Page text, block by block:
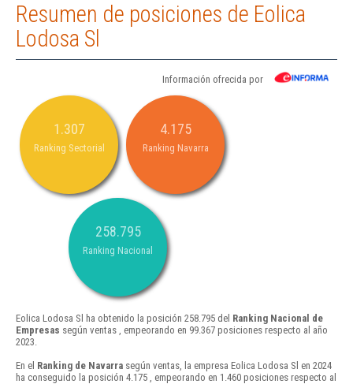
Resumen de posiciones de Eolica
Lodosa Sl
Información ofrecida por
1.307
Ranking Sectorial
4.175
Ranking Navarra
258.795
Ranking Nacional
Eolica Lodosa Sl ha obtenido la posición 258.795 del Ranking Nacional de
Empresas según ventas , empeorando en 99.367 posiciones respecto al año
2023.
En el Ranking de Navarra según ventas, la empresa Eolica Lodosa Sl en 2024
ha conseguido la posición 4.175 , empeorando en 1.460 posiciones respecto al